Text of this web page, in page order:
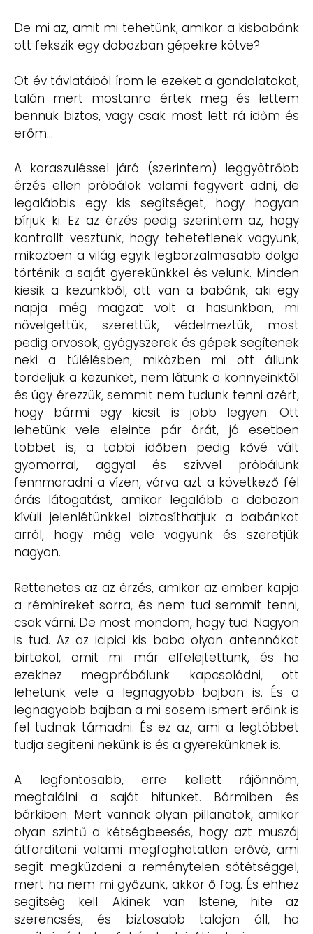
De mi az, amit mi tehetünk, amikor a kisbabánk
ott fekszik egy dobozban gépekre kötve?
Öt év távlatából írom le ezeket a gondolatokat,
talán mert mostanra értek meg és lettem
bennük biztos, vagy csak most lett rá időm és
erőm…
A koraszüléssel járó (szerintem) leggyötrőbb
érzés ellen próbálok valami fegyvert adni, de
legalábbis egy kis segítséget, hogy hogyan
bírjuk ki. Ez az érzés pedig szerintem az, hogy
kontrollt vesztünk, hogy tehetetlenek vagyunk,
miközben a világ egyik legborzalmasabb dolga
történik a saját gyerekünkkel és velünk. Minden
kiesik a kezünkből, ott van a babánk, aki egy
napja még magzat volt a hasunkban, mi
növelgettük, szerettük, védelmeztük, most
pedig orvosok, gyógyszerek és gépek segítenek
neki a túlélésben, miközben mi ott állunk
tördeljük a kezünket, nem látunk a könnyeinktől
és úgy érezzük, semmit nem tudunk tenni azért,
hogy bármi egy kicsit is jobb legyen. Ott
lehetünk vele eleinte pár órát, jó esetben
többet is, a többi időben pedig kővé vált
gyomorral, aggyal és szívvel próbálunk
fennmaradni a vízen, várva azt a következő fél
órás látogatást, amikor legalább a dobozon
kívüli jelenlétünkkel biztosíthatjuk a babánkat
arról, hogy még vele vagyunk és szeretjük
nagyon.
Rettenetes az az érzés, amikor az ember kapja
a rémhíreket sorra, és nem tud semmit tenni,
csak várni. De most mondom, hogy tud. Nagyon
is tud. Az az icipici kis baba olyan antennákat
birtokol, amit mi már elfelejtettünk, és ha
ezekhez megpróbálunk kapcsolódni, ott
lehetünk vele a legnagyobb bajban is. És a
legnagyobb bajban a mi sosem ismert erőink is
fel tudnak támadni. És ez az, ami a legtöbbet
tudja segíteni nekünk is és a gyerekünknek is.
A legfontosabb, erre kellett rájönnöm,
megtalálni a saját hitünket. Bármiben és
bárkiben. Mert vannak olyan pillanatok, amikor
olyan szintű a kétségbeesés, hogy azt muszáj
átfordítani valami megfoghatatlan erővé, ami
segít megküzdeni a reménytelen sötétséggel,
mert ha nem mi győzünk, akkor ő fog. És ehhez
segítség kell. Akinek van Istene, hite az
szerencsés, és biztosabb talajon áll, ha